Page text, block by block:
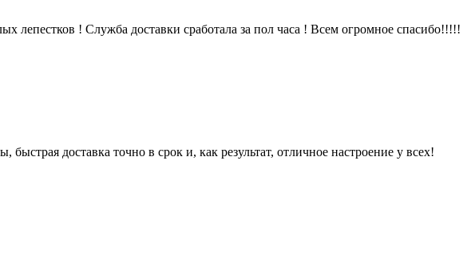
лепестков ! Служба доставки сработала за пол часа ! Всем огромное спасибо!!!!!
доставка точно в срок и, как результат, отличное настроение у всех!